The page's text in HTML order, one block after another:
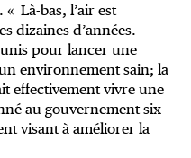
Là-bas, l’air est
dizaines d’années.
pour lancer une
environnement sain; la
effectivement vivre une
au gouvernement six
visant à améliorer la